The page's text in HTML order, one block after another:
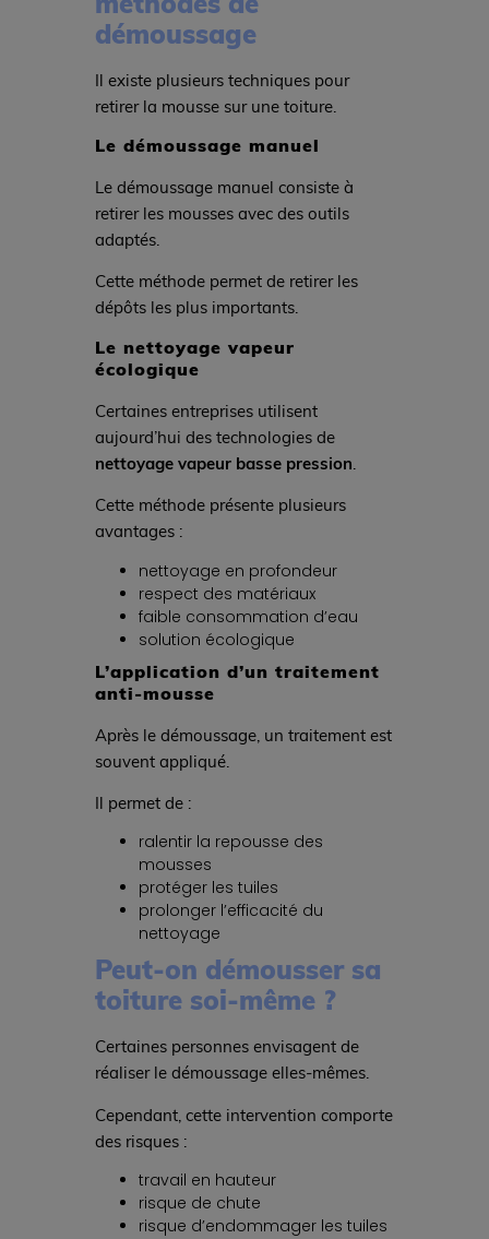
démoussage
Il existe plusieurs techniques pour
retirer la mousse sur une toiture.
Le démoussage manuel
Le démoussage manuel consiste à
retirer les mousses avec des outils
adaptés.
Cette méthode permet de retirer les
dépôts les plus importants.
Le nettoyage vapeur
écologique
Certaines entreprises utilisent
aujourd’hui des technologies de
nettoyage vapeur basse pression
Cette méthode présente plusieurs
avantages :
nettoyage en profondeur
respect des matériaux
faible consommation d’eau
solution écologique
L’application d’un traitement
anti-mousse
Après le démoussage, un traitement est
souvent appliqué.
Il permet de :
ralentir la repousse des
mousses
protéger les tuiles
prolonger l’efficacité du
nettoyage
Peut-on démousser sa
toiture soi-même ?
Certaines personnes envisagent de
réaliser le démoussage elles-mêmes.
Cependant, cette intervention comporte
des risques :
travail en hauteur
risque de chute
risque d’endommager les tuiles